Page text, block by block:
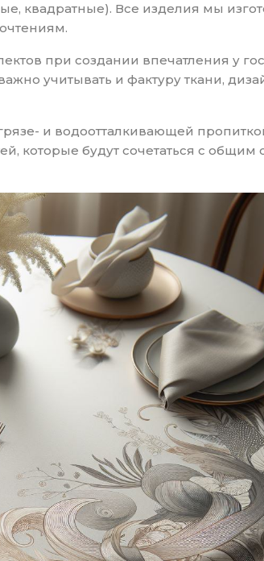
квадратные). Все изделия мы
при создании впечатления у
учитывать и фактуру ткани,
и водоотталкивающей
которые будут сочетаться с общим